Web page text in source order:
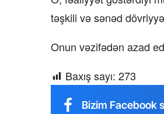
təşkili və sənəd
Onun vəzifədən azad
Baxış sayı: 273
Bizim Facebook